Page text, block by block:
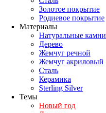
Золотое покрытие
Родиевое покрытие
Материалы
Натуральные камни
Дерево
Жемчуг речной
Жемчуг акриловый
Сталь
Керамика
Sterling Silver
Темы
Новый год